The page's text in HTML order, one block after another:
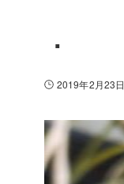
．
2019年2月23日